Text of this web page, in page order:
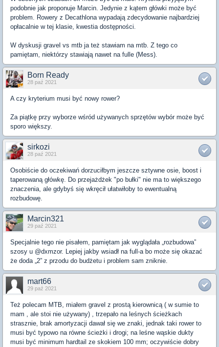
podobnie jak proponuje Marcin. Jedynie z kątem główki może być
problem. Rowery z Decathlona wypadają zdecydowanie najbardziej
opłacalnie w tej klasie, kwestia dostępności.
W dyskusji gravel vs mtb ja też stawiam na mtb. Z tego co
pamiętam, niektórzy stawiają nawet na fulle (Mess).
Born Ready
28 paź 2021
A czy kryterium musi być nowy rower?
Za piątkę przy wyborze wśród używanych sprzętów wybór może być
sporo większy.
sirkozi
28 paź 2021
Osobiście do oczekiwań dorzuciłbym jeszcze sztywne osie, boost i
taperowaną główkę. Do przejażdżek "po bułki" nie ma to większego
znaczenia, ale gdybyś się wkręcił ułatwiłoby to ewentualną
rozbudowę.
Marcin321
29 paź 2021
Specjalnie tego nie pisałem, pamiętam jak wyglądała „rozbudowa”
szosy u @dxmzor. Lepiej jakby wsiadł na full-a bo może się okazać
że doda „2” z przodu do budżetu i problem sam zniknie.
mart66
29 paź 2021
Też polecam MTB, miałem gravel z prostą kierownicą ( w sumie to
mam , ale stoi nie używany) , trzepało na leśnych ścieżkach
strasznie, brak amortyzacji dawał się we znaki, jednak taki rower to
musi być typowo na równe ścieżki i drogi; na leśne wąskie dukty
musi być minimum hardtail ze skokiem 100 mm; oczywiście dobry